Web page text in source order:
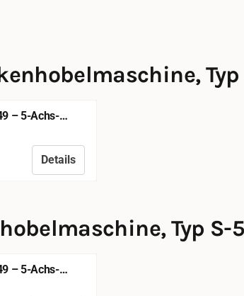
Typ
– 5-Achs-
Details
Typ S-
– 5-Achs-